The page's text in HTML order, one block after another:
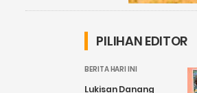
PILIHAN EDITOR
BERITA HARI INI
Lukisan Danang